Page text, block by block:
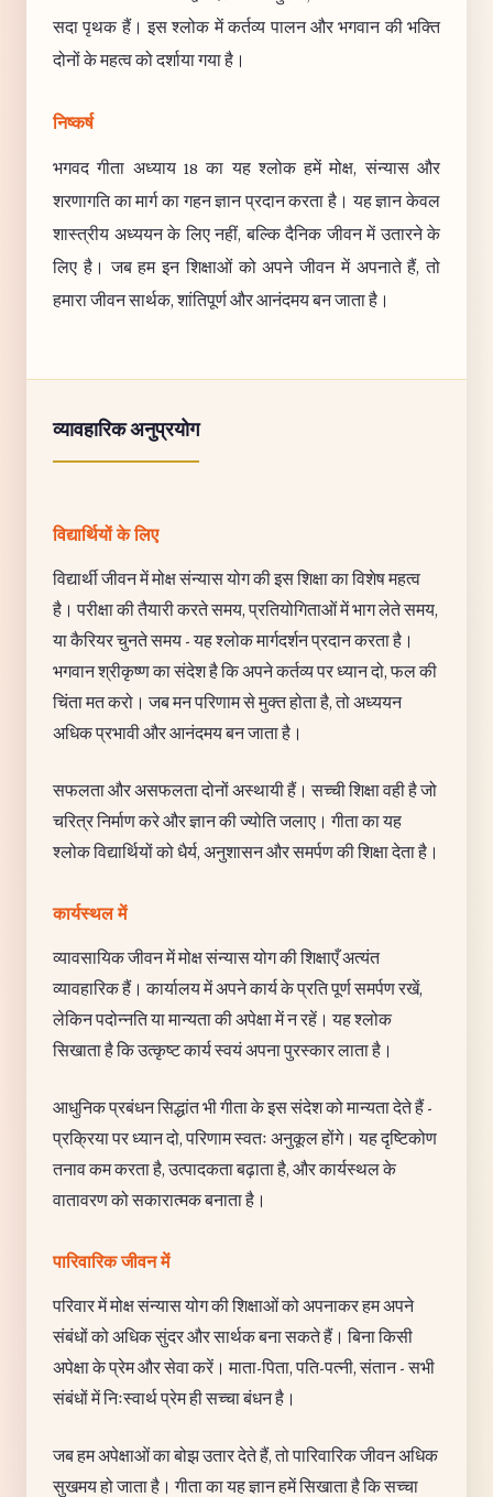
सदा पृथक हैं। इस श्लोक में कर्तव्य पालन और भगवान की भक्ति
दोनों के महत्व को दर्शाया गया है।
निष्कर्ष
भगवद गीता अध्याय 18 का यह श्लोक हमें मोक्ष, संन्यास और
शरणागति का मार्ग का गहन ज्ञान प्रदान करता है। यह ज्ञान केवल
शास्त्रीय अध्ययन के लिए नहीं, बल्कि दैनिक जीवन में उतारने के
लिए है। जब हम इन शिक्षाओं को अपने जीवन में अपनाते हैं, तो
हमारा जीवन सार्थक, शांतिपूर्ण और आनंदमय बन जाता है।
व्यावहारिक अनुप्रयोग
विद्यार्थियों के लिए
विद्यार्थी जीवन में मोक्ष संन्यास योग की इस शिक्षा का विशेष महत्व
है। परीक्षा की तैयारी करते समय, प्रतियोगिताओं में भाग लेते समय,
या कैरियर चुनते समय - यह श्लोक मार्गदर्शन प्रदान करता है।
भगवान श्रीकृष्ण का संदेश है कि अपने कर्तव्य पर ध्यान दो, फल की
चिंता मत करो। जब मन परिणाम से मुक्त होता है, तो अध्ययन
अधिक प्रभावी और आनंदमय बन जाता है।
सफलता और असफलता दोनों अस्थायी हैं। सच्ची शिक्षा वही है जो
चरित्र निर्माण करे और ज्ञान की ज्योति जलाए। गीता का यह
श्लोक विद्यार्थियों को धैर्य, अनुशासन और समर्पण की शिक्षा देता है।
कार्यस्थल में
व्यावसायिक जीवन में मोक्ष संन्यास योग की शिक्षाएँ अत्यंत
व्यावहारिक हैं। कार्यालय में अपने कार्य के प्रति पूर्ण समर्पण रखें,
लेकिन पदोन्नति या मान्यता की अपेक्षा में न रहें। यह श्लोक
सिखाता है कि उत्कृष्ट कार्य स्वयं अपना पुरस्कार लाता है।
आधुनिक प्रबंधन सिद्धांत भी गीता के इस संदेश को मान्यता देते हैं -
प्रक्रिया पर ध्यान दो, परिणाम स्वतः अनुकूल होंगे। यह दृष्टिकोण
तनाव कम करता है, उत्पादकता बढ़ाता है, और कार्यस्थल के
वातावरण को सकारात्मक बनाता है।
पारिवारिक जीवन में
परिवार में मोक्ष संन्यास योग की शिक्षाओं को अपनाकर हम अपने
संबंधों को अधिक सुंदर और सार्थक बना सकते हैं। बिना किसी
अपेक्षा के प्रेम और सेवा करें। माता-पिता, पति-पत्नी, संतान - सभी
संबंधों में निःस्वार्थ प्रेम ही सच्चा बंधन है।
जब हम अपेक्षाओं का बोझ उतार देते हैं, तो पारिवारिक जीवन अधिक
सुखमय हो जाता है। गीता का यह ज्ञान हमें सिखाता है कि सच्चा